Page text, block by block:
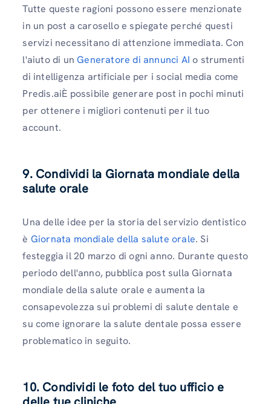
Tutte queste ragioni possono essere menzionate
in un post a carosello e spiegate perché questi
servizi necessitano di attenzione immediata. Con
l'aiuto di unGeneratore di annunci AI o strumenti
di intelligenza artificiale per i social media come
Predis.aiÈ possibile generare post in pochi minuti
per ottenere i migliori contenuti per il tuo
account.
9. Condividi la Giornata mondiale della
salute orale
Una delle idee per la storia del servizio dentistico
è Giornata mondiale della salute orale. Si
festeggia il 20 marzo di ogni anno. Durante questo
periodo dell'anno, pubblica post sulla Giornata
mondiale della salute orale e aumenta la
consapevolezza sui problemi di salute dentale e
su come ignorare la salute dentale possa essere
problematico in seguito.
10. Condividi le foto del tuo ufficio e